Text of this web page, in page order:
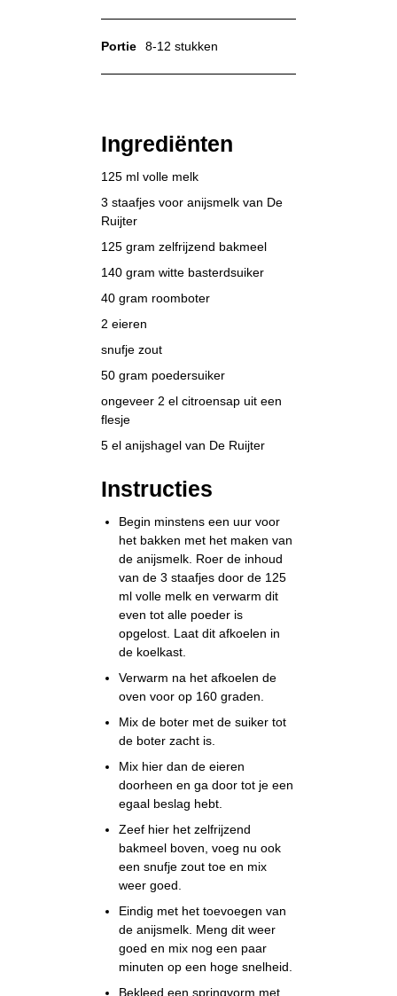
Portie 8-12 stukken
Ingrediënten
125 ml volle melk
3 staafjes voor anijsmelk van De
Ruijter
125 gram zelfrijzend bakmeel
140 gram witte basterdsuiker
40 gram roomboter
2 eieren
snufje zout
50 gram poedersuiker
ongeveer 2 el citroensap uit een
flesje
5 el anijshagel van De Ruijter
Instructies
Begin minstens een uur voor
het bakken met het maken van
de anijsmelk. Roer de inhoud
van de 3 staafjes door de 125
ml volle melk en verwarm dit
even tot alle poeder is
opgelost. Laat dit afkoelen in
de koelkast.
Verwarm na het afkoelen de
oven voor op 160 graden.
Mix de boter met de suiker tot
de boter zacht is.
Mix hier dan de eieren
doorheen en ga door tot je een
egaal beslag hebt.
Zeef hier het zelfrijzend
bakmeel boven, voeg nu ook
een snufje zout toe en mix
weer goed.
Eindig met het toevoegen van
de anijsmelk. Meng dit weer
goed en mix nog een paar
minuten op een hoge snelheid.
Bekleed een springvorm met